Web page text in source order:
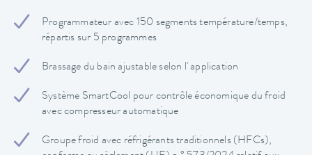
Programmateur avec 150 segments température/temps,
répartis sur 5 programmes
Brassage du bain ajustable selon l' application
Système SmartCool pour contrôle économique du froid
avec compresseur automatique
Groupe froid avec réfrigérants traditionnels (HFCs),